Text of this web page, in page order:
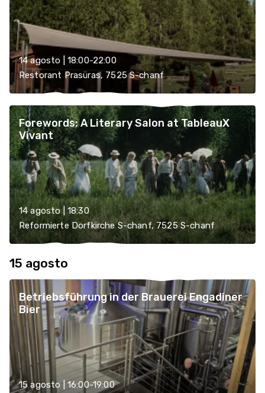
14 agosto | 18:00-22:00
Restorant Prasüras, 7525 S-chanf
Forewords: A Literary Salon at TableauX
Vivant
14 agosto | 18:30
Reformierte Dorfkirche S-chanf, 7525 S-chanf
15 agosto
Betriebsführung in der Brauerei Engadiner
Bier
15 agosto | 16:00-19:00